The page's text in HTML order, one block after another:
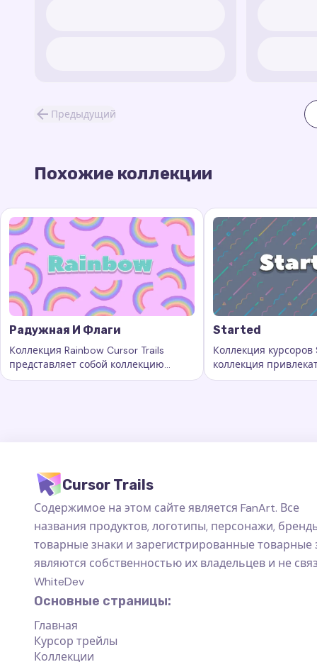
Предыдущий
Похожие коллекции
Радужная И Флаги
Коллекция Rainbow Cursor Trails
представляет собой коллекцию
захватывающих следов курсора
Ключевые слова:Радужная и флаги, кастомные следы
Started
Коллекция
коллекция
курсорных
Ключевые слова:
Cursor Trails
Содержимое на этом сайте является FanArt. Все
названия продуктов, логотипы, персонажи,
товарные знаки и зарегистрированные товарные
являются собственностью их владельцев и не
WhiteDev
Основные страницы:
Главная
Курсор трейлы
Коллекции